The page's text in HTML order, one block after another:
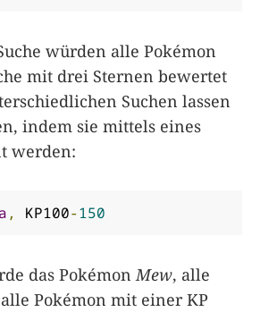
würden alle Pokémon
mit drei Sternen bewertet
Suchen lassen
indem sie mittels eines
werden:
, KP100-150
das PokémonMew, alle
Pokémon mit einer KP